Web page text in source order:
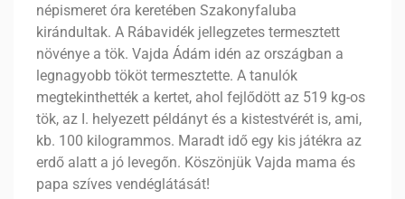
népismeret óra keretében Szakonyfaluba
kirándultak. A Rábavidék jellegzetes termesztett
növénye a tök. Vajda Ádám idén az országban a
legnagyobb tököt termesztette. A tanulók
megtekinthették a kertet, ahol fejlődött az 519 kg-os
tök, az I. helyezett példányt és a kistestvérét is, ami,
kb. 100 kilogrammos. Maradt idő egy kis játékra az
erdő alatt a jó levegőn. Köszönjük Vajda mama és
papa szíves vendéglátását!